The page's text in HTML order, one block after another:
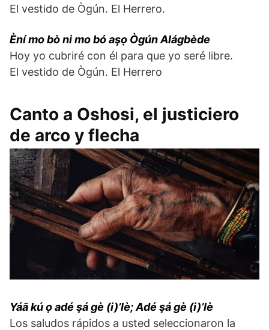
El vestido de Ògún. El Herrero.
Èní mo bò ni mo bó aşọ Ògún Alágbède
Hoy yo cubriré con él para que yo seré libre.
El vestido de Ògún. El Herrero
Canto a Oshosi, el justiciero
de arco y flecha
Yáā kú ọ adé şá gè (i)’lè; Adé şá gè (i)’lè
Los saludos rápidos a usted seleccionaron la